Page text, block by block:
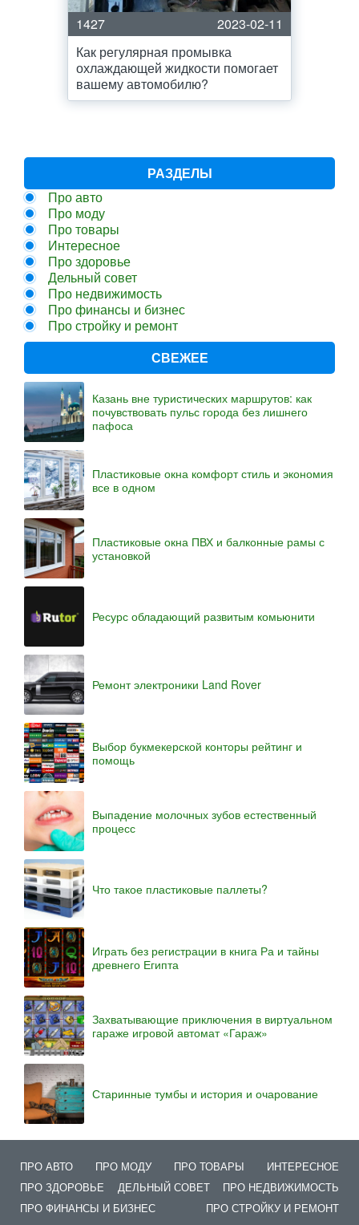
1427
2023-02-11
Как регулярная промывка
охлаждающей жидкости помогает
вашему автомобилю?
РАЗДЕЛЫ
Про авто
Про моду
Про товары
Интересное
Про здоровье
Дельный совет
Про недвижимость
Про финансы и бизнес
Про стройку и ремонт
СВЕЖЕЕ
Казань вне туристических маршрутов: как
почувствовать пульс города без лишнего
пафоса
Пластиковые окна комфорт стиль и экономия
все в одном
Пластиковые окна ПВХ и балконные рамы с
установкой
Ресурс обладающий развитым комьюнити
Ремонт электроники Land Rover
Выбор букмекерской конторы рейтинг и
помощь
Выпадение молочных зубов естественный
процесс
Что такое пластиковые паллеты?
Играть без регистрации в книга Ра и тайны
древнего Египта
Захватывающие приключения в виртуальном
гараже игровой автомат «Гараж»
Старинные тумбы и история и очарование
ПРО АВТО ПРО МОДУ ПРО ТОВАРЫ
ИНТЕРЕСНОЕ
ПРО ЗДОРОВЬЕ
ДЕЛЬНЫЙ СОВЕТ
ПРО НЕДВИЖИМОСТЬ
ПРО ФИНАНСЫ И БИЗНЕС
ПРО СТРОЙКУ И РЕМОНТ